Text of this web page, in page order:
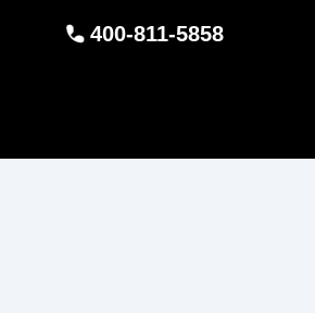
400-811-5858